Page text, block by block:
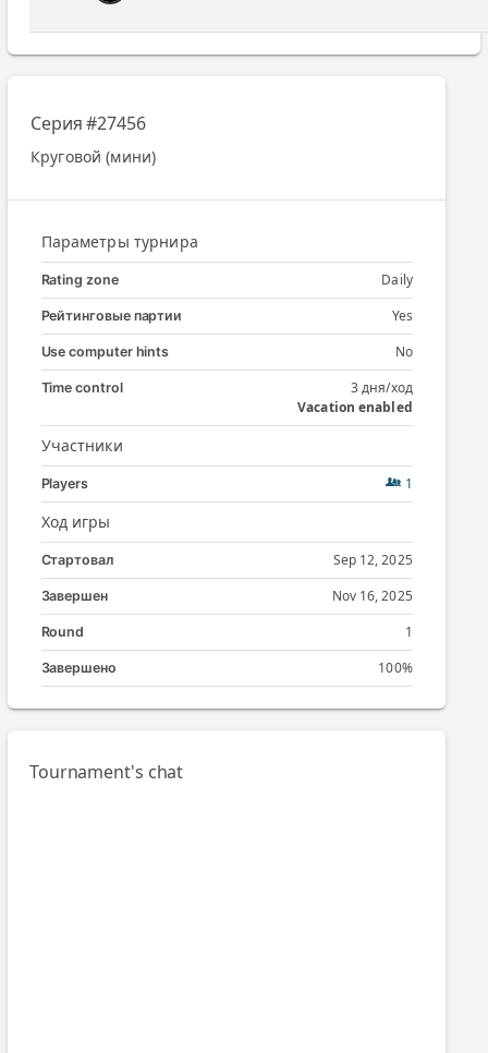
Серия #27456
Круговой (мини)
Параметры турнира
Rating zone Daily
Рейтинговые партии Yes
Use computer hints No
Time control
3 дня/ход
Vacation enabled
Участники
Players 1
Ход игры
Стартовал Sep 12, 2025
Завершен Nov 16, 2025
Round 1
Завершено 100%
Tournament's chat